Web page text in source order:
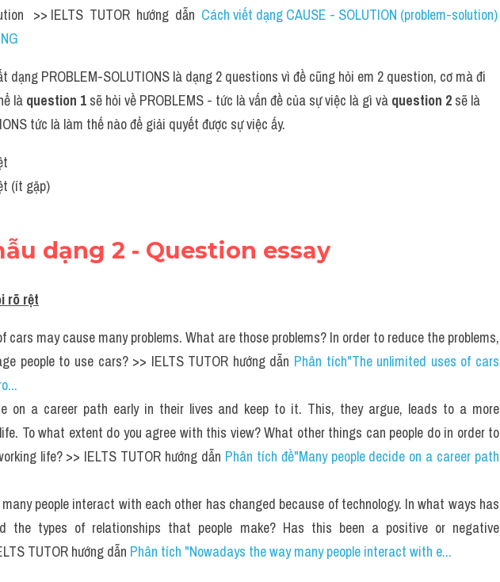
>> IELTS  TUTOR  hướng  dẫn Cách viết dạng CAUSE - SOLUTION (problem-solution)
dạng PROBLEM-SOLUTIONS là dạng 2 questions vì đề cũng hỏi em 2 question, cơ mà đi
là question 1 sẽ hỏi về PROBLEMS - tức là vấn đề của sự việc là gì và question 2 sẽ là
tức là làm thế nào để giải quyết được sự việc ấy.
(ít gặp)
dạng 2 - Question essay
rõ rệt
cars may cause many problems. What are those problems? In order to reduce the problems,
people to use cars? >> IELTS TUTOR hướng dẫn Phân tích"The unlimited uses of cars
on a career path early in their lives and keep to it. This, they argue, leads to a more
To what extent do you agree with this view? What other things can people do in order to
life? >> IELTS TUTOR hướng dẫn Phân tích đề"Many people decide on a career path
people interact with each other has changed because of technology. In what ways has
the types of relationships that people make? Has this been a positive or negative
TUTOR hướng dẫn Phân tích "Nowadays the way many people interact with e...